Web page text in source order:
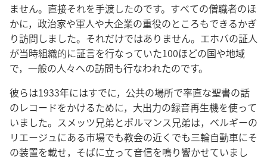
ません。直接それを手渡したのです。すべての僧職者のほ
かに，政治家や軍人や大企業の重役のところもできるかぎ
り訪問しました。それだけではありません。エホバの証人
が当時組織的に証言を行なっていた100ほどの国や地域
で，一般の人々への訪問も行なわれたのです。
彼らは1933年にはすでに，公共の場所で率直な聖書の話
のレコードをかけるために，大出力の録音再生機を使って
いました。スメッツ兄弟とポルマンス兄弟は，ベルギーの
リエージュにある市場でも教会の近くでも三輪自動車にそ
の装置を載せ，そばに立って音信を鳴り響かせていまし